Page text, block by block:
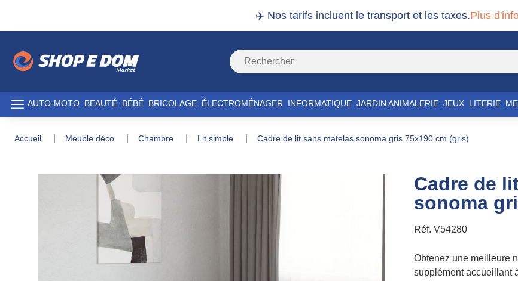
✈️ Nos tarifs incluent le transport et les taxes.Plus
AUTO-MOTO BEAUTÉ BÉBÉ BRICOLAGE ÉLECTROMÉNAGER INFORMATIQUE JARDIN ANIMALERIE JEUX LITERIE
accueil meuble déco chambre lit simple cadre de lit sans matelas sonoma gris 75x190 cm (gris)
Cadre de
sonoma
Réf. V54280
Obtenez une meilleure
supplément accueillant